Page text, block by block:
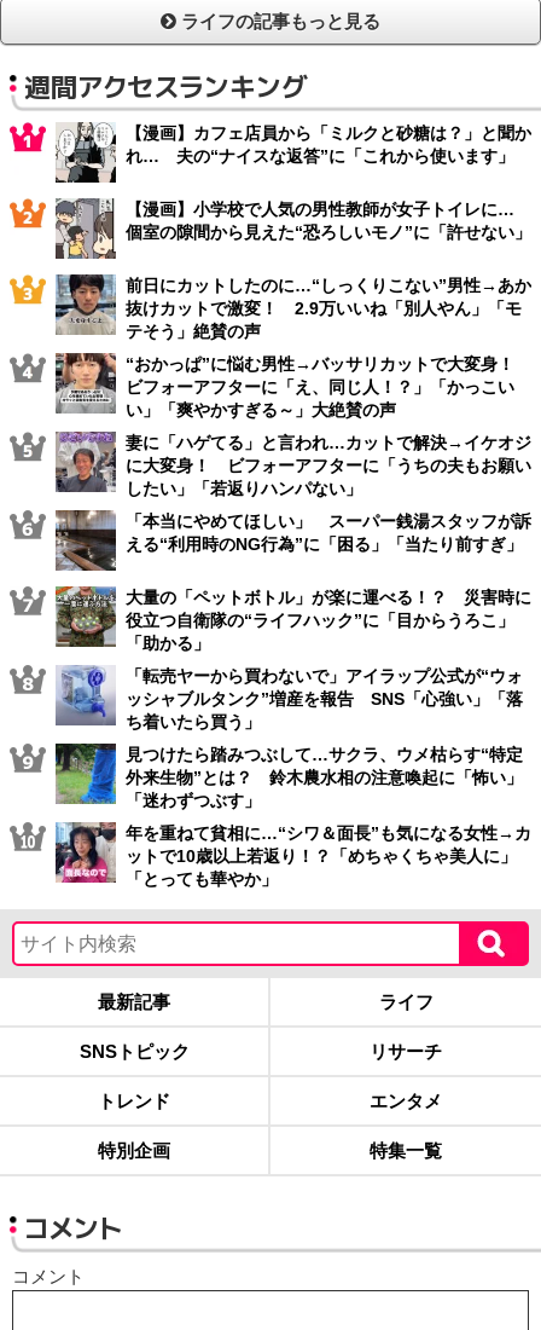
ライフの記事もっと見る
週間アクセスランキング
【漫画】カフェ店員から「ミルクと砂糖は？」と聞か
れ… 夫の“ナイスな返答”に「これから使います」
【漫画】小学校で人気の男性教師が女子トイレに…
個室の隙間から見えた“恐ろしいモノ”に「許せない」
前日にカットしたのに…“しっくりこない”男性→あか
抜けカットで激変！ 2.9万いいね「別人やん」「モ
テそう」絶賛の声
“おかっぱ”に悩む男性→バッサリカットで大変身！
ビフォーアフターに「え、同じ人！？」「かっこい
い」「爽やかすぎる～」大絶賛の声
妻に「ハゲてる」と言われ…カットで解決→イケオジ
に大変身！ ビフォーアフターに「うちの夫もお願い
したい」「若返りハンパない」
「本当にやめてほしい」 スーパー銭湯スタッフが訴
える“利用時のNG行為”に「困る」「当たり前すぎ」
大量の「ペットボトル」が楽に運べる！？ 災害時に
役立つ自衛隊の“ライフハック”に「目からうろこ」
「助かる」
「転売ヤーから買わないで」アイラップ公式が“ウォ
ッシャブルタンク”増産を報告 SNS「心強い」「落
ち着いたら買う」
見つけたら踏みつぶして…サクラ、ウメ枯らす“特定
外来生物”とは？ 鈴木農水相の注意喚起に「怖い」
「迷わずつぶす」
年を重ねて貧相に…“シワ＆面長”も気になる女性→カ
ットで10歳以上若返り！？「めちゃくちゃ美人に」
「とっても華やか」
最新記事 ライフ
SNSトピック リサーチ
トレンド エンタメ
特別企画 特集一覧
コメント
コメント